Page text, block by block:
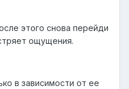
этого снова перейди
ощущения.
в зависимости от ее